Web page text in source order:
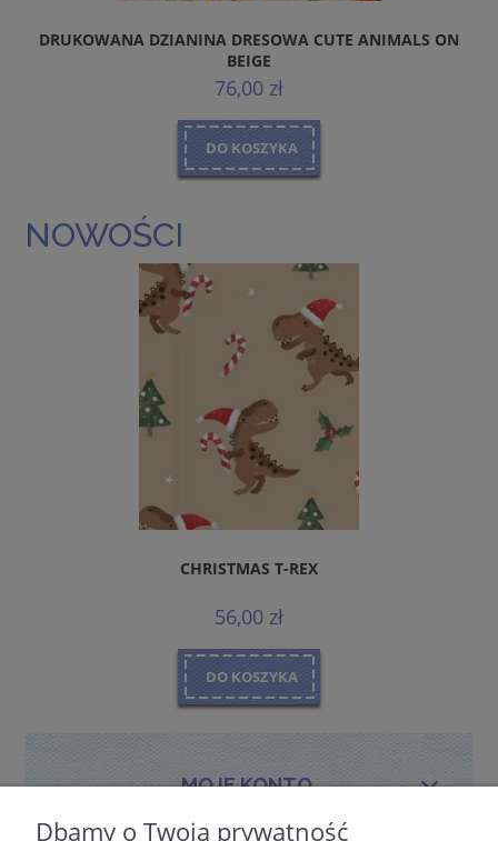
DRUKOWANA DZIANINA DRESOWA CUTE ANIMALS ON
BEIGE
76,00 zł
DO KOSZYKA
NOWOŚCI
CHRISTMAS T-REX
56,00 zł
DO KOSZYKA
MOJE KONTO
Dbamy o Twoją prywatność